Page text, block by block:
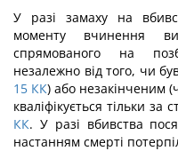
У разі замаху на
моменту вчинення
спрямованого на
незалежно від того, чи
15 КК) або незакінченим
кваліфікується тільки за
КК. У разі вбивства
настанням смерті